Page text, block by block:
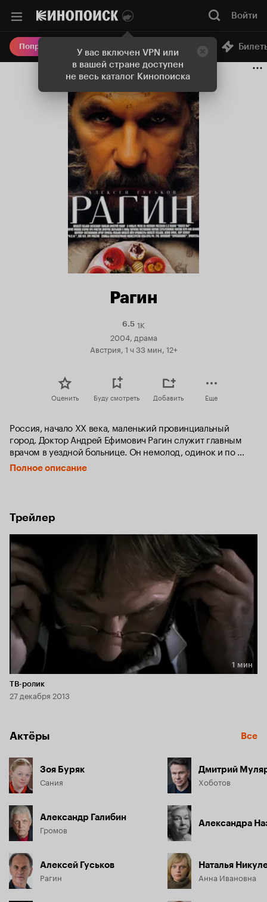
У вас включен VPN или
в вашей стране доступен
не весь каталог Кинопоиска
Войти
Попробовать Плюс Онлайн-кинотеатр
Рагин
6.5Рейтинг
Кинопоиска
6.5
1K
2004, драма
Австрия, 1 ч 33 мин, 12+
Оценить Буду смотреть Добавить Еще
Россия, начало ХХ века, маленький провинциальный
город. Доктор Андрей Ефимович Рагин служит главным
врачом в уездной больнице. Он немолод, одинок и по
вечерам любит читать. Однажды ему попадается
любопытный медицинский отчет: модный психиатр
Картины происходящего в венской клинике встают перед
глазами русского доктора. Рагин решает применить
невероятные методы Гиммельсдорфа в своей больнице.
Он все чаще бывает в палате №6 для душевнобольных,
вступает в разговоры с сумасшедшими. Поэтому очень
скоро знакомые и коллеги решают, что «доктор
чокнулся»...
Полное описание
Трейлер
Длительность 1 мин
1 мин
ТВ-ролик
27 декабря 2013
Актёры Все
Зоя Буряк
Сания
Александр Галибин
Громов
Алексей Гуськов
Рагин
Дмитрий
Хоботов
Александра
Наталья
Анна Ивановна